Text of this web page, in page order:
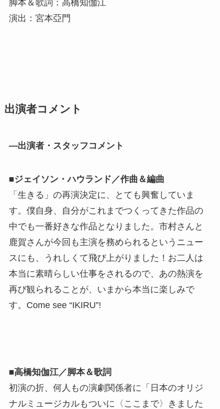
脚本＆歌詞：高橋知伽江
演出：宮本亞門
出演者コメント
―出演者・スタッフコメント
■ジェイソン・ハウランド／作曲＆編曲
「生きる」の再演決定に、とても興奮していま
す。僕自身、自分がこれまでつくってきた作品の
中でも一番好きな作品となりました。市村さんと
鹿賀さんが今回も主演を務められるというニュー
スにも、うれしくて飛び上がりました！お二人は
本当に素晴らしい仕事をされるので、あの熱演を
再び観られることが、いまから本当に楽しみで
す。Come see “IKIRU”!
■高橋知伽江／脚本＆歌詞
初演の折、何人もの演劇関係者に「日本のオリジ
ナルミュージカルもついに〈ここまで〉きました